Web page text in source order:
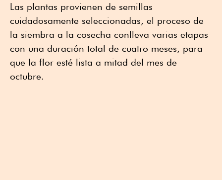
Las plantas provienen de semillas
cuidadosamente seleccionadas, el proceso de
la siembra a la cosecha conlleva varias etapas
con una duración total de cuatro meses, para
que la flor esté lista a mitad del mes de
octubre.